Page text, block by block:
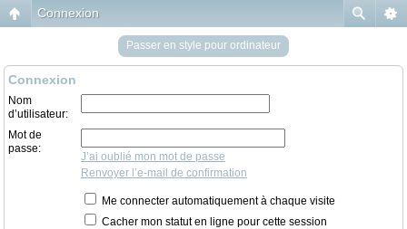
Connexion
Passer en style pour ordinateur
Connexion
Nom
d’utilisateur:
Mot de
passe:
J’ai oublié mon mot de passe
Renvoyer l’e-mail de confirmation
Me connecter automatiquement à chaque visite
Cacher mon statut en ligne pour cette session